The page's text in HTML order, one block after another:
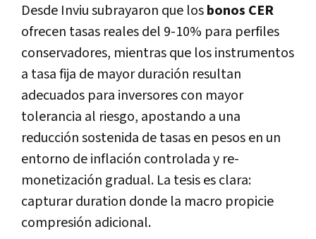
Desde Inviu subrayaron que losbonos CER
ofrecen tasas reales del 9-10% para perfiles
conservadores, mientras que los instrumentos
a tasa fija de mayor duración resultan
adecuados para inversores con mayor
tolerancia al riesgo, apostando a una
reducción sostenida de tasas en pesos en un
entorno de inflación controlada y re-
monetización gradual. La tesis es clara:
capturar duration donde la macro propicie
compresión adicional.